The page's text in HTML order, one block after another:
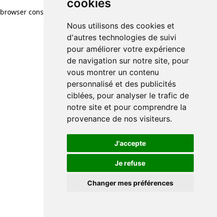
cookies
Nous utilisons des cookies et
d'autres technologies de suivi
pour améliorer votre expérience
de navigation sur notre site, pour
vous montrer un contenu
personnalisé et des publicités
ciblées, pour analyser le trafic de
notre site et pour comprendre la
provenance de nos visiteurs.
J'accepte
Je refuse
Changer mes préférences
browser console for more information)